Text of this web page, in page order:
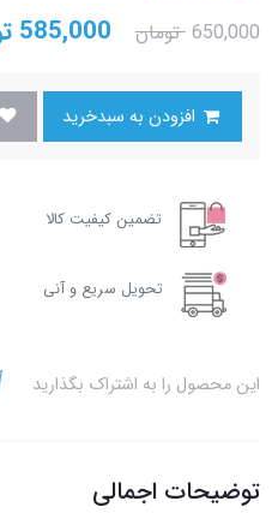
650,000 تومان 585,000
تضمین کیفیت کالا
تحویل سریع و آنی
این محصول را به اشتراک بگذارید
توضیحات اجمالی